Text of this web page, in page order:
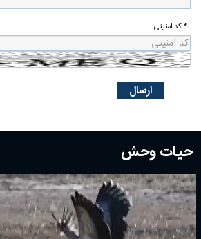
* کد امنیتی
حیات وحش